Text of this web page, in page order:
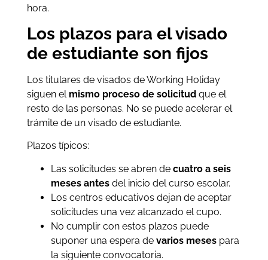
hora.
Los plazos para el visado
de estudiante son fijos
Los titulares de visados de Working Holiday
siguen el mismo proceso de solicitudque el
resto de las personas. No se puede acelerar el
trámite de un visado de estudiante.
Plazos típicos:
Las solicitudes se abren de cuatro a seis
meses antesdel inicio del curso escolar.
Los centros educativos dejan de aceptar
solicitudes una vez alcanzado el cupo.
No cumplir con estos plazos puede
suponer una espera de varios mesespara
la siguiente convocatoria.